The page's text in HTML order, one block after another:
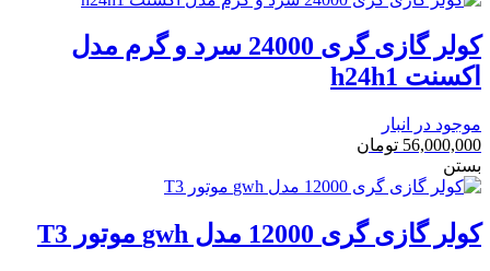
کولر گازی گری 24000 سرد و گرم مدل
اکسنت h24h1
موجود در انبار
56,000,000 تومان
بستن
کولر گازی گری 12000 مدل gwh موتور T3